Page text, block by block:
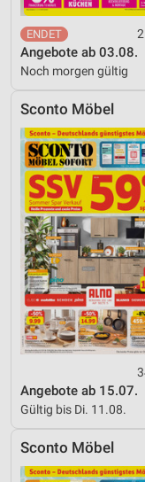
Angebote ab 03.08.
Noch morgen gültig
Sconto Möbel
Angebote ab 15.07.
Gültig bis Di. 11.08.
Sconto Möbel
Funktional
Werbung